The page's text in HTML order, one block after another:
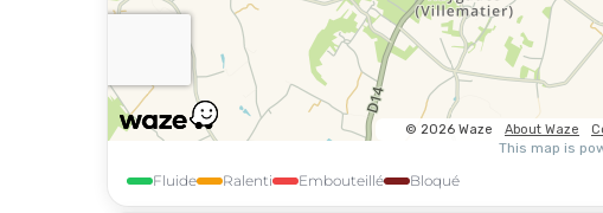
Fluide Ralenti Embouteillé Bloqué